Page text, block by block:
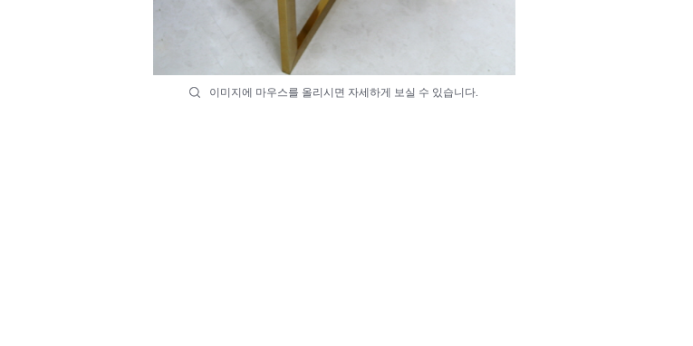
이미지에 마우스를 올리시면 자세하게 보실 수 있습니다.